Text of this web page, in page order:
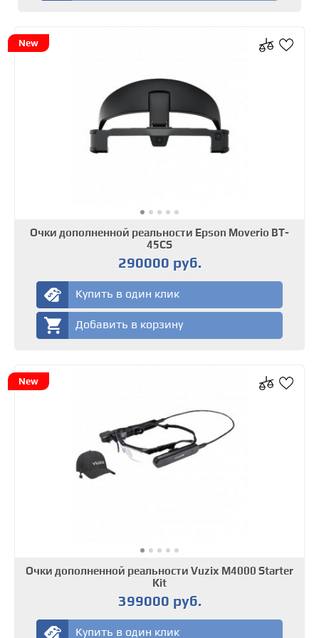
New
Очки дополненной реальности Epson Moverio BT-
45CS
290000 руб.
Купить в один клик
Добавить в корзину
New
Очки дополненной реальности Vuzix M4000 Starter
Kit
399000 руб.
Купить в один клик